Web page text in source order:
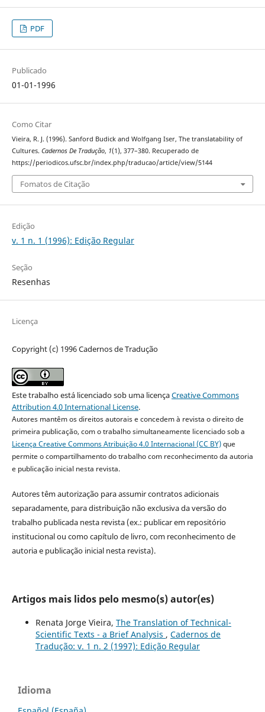
PDF
Publicado
01-01-1996
Como Citar
Vieira, R. J. (1996). Sanford Budick and Wolfgang Iser, The translatability of
Cultures. Cadernos De Tradução, 1(1), 377–380. Recuperado de
https://periodicos.ufsc.br/index.php/traducao/article/view/5144
Fomatos de Citação
Edição
v. 1 n. 1 (1996): Edição Regular
Seção
Resenhas
Licença
Copyright (c) 1996 Cadernos de Tradução
Este trabalho está licenciado sob uma licençaCreative Commons
Attribution 4.0 International License.
Autores mantêm os direitos autorais e concedem à revista o direito de
primeira publicação, com o trabalho simultaneamente licenciado sob a
Licença Creative Commons Atribuição 4.0 Internacional (CC BY)que
permite o compartilhamento do trabalho com reconhecimento da autoria
e publicação inicial nesta revista.
Autores têm autorização para assumir contratos adicionais
separadamente, para distribuição não exclusiva da versão do
trabalho publicada nesta revista (ex.: publicar em repositório
institucional ou como capítulo de livro, com reconhecimento de
autoria e publicação inicial nesta revista).
Artigos mais lidos pelo mesmo(s) autor(es)
Renata Jorge Vieira, The Translation of Technical-
Scientific Texts - a Brief Analysis , Cadernos de
Tradução: v. 1 n. 2 (1997): Edição Regular
Idioma